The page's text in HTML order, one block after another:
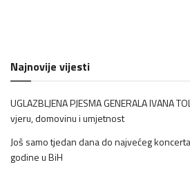
Najnovije vijesti
UGLAZBLJENA PJESMA GENERALA IVANA
vjeru, domovinu i umjetnost
Još samo tjedan dana do najvećeg
godine u BiH